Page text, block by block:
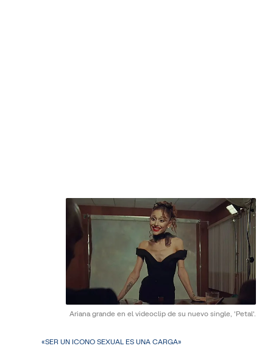
Ariana grande en el videoclip de su nuevo single, 'Petal'.
«SER UN ICONO SEXUAL ES UNA CARGA»